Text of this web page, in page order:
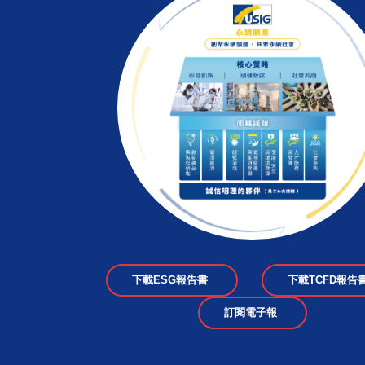
下載ESG報告書 下載TCFD報告
訂閱電子報